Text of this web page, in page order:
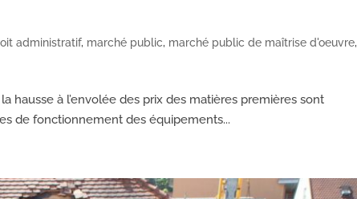
administratif, marché public, marché public de maîtrise d'oeuvre,
hausse à l’envolée des prix des matières premières sont
de fonctionnement des équipements...